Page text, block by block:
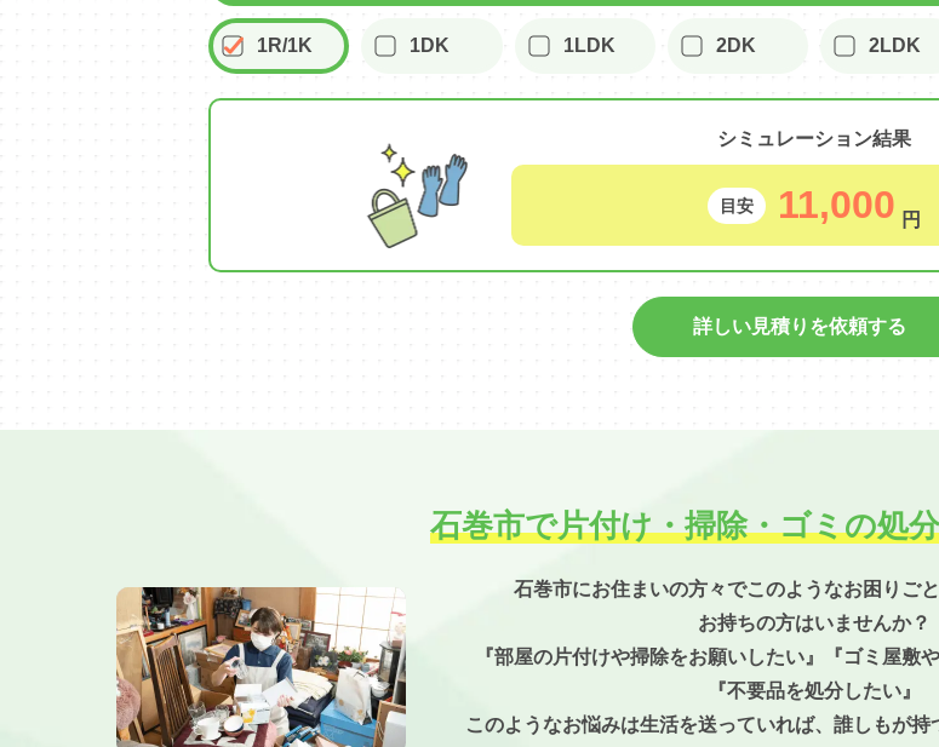
1R/1K 1DK 1LDK 2DK 2LDK
シミュレーション結果
目安 11,000 円
詳しい見積りを依頼する
石巻市で片付け・掃除・ゴミの処
石巻市にお住まいの方々でこのようなお困りご
お持ちの方はいませんか？
『部屋の片付けや掃除をお願いしたい』『ゴミ屋敷
『不要品を処分したい』
このようなお悩みは生活を送っていれば、誰しもが持